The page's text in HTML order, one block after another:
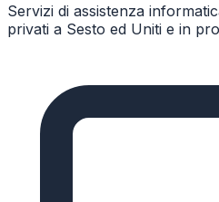
Servizi di assistenza
privati a Sesto ed Uniti e in